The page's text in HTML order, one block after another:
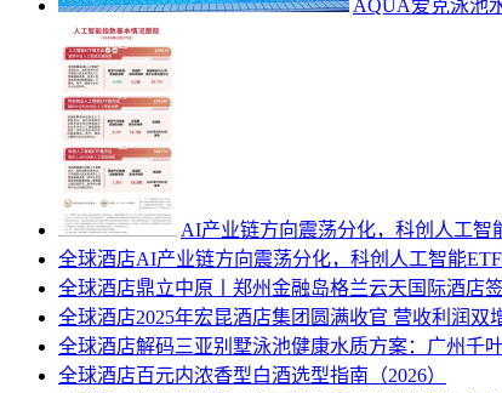
AQUA爱克泳池
AI产业链方向震荡分化，科创人工智
全球酒店AI产业链方向震荡分化，科创人工智能
全球酒店鼎立中原丨郑州金融岛格兰云天国际酒店
全球酒店2025年宏昆酒店集团圆满收官 营收利润双
全球酒店解码三亚别墅泳池健康水质方案：广州千
全球酒店百元内浓香型白酒选型指南（2026）